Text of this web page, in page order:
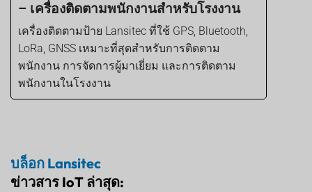
– เครื่องติดตามพนักงานสำหรับโรงงาน
เครื่องติดตามป้าย Lansitec ที่ใช้ GPS, Bluetooth,
LoRa, GNSS เหมาะที่สุดสำหรับการติดตาม
พนักงาน การจัดการผู้มาเยี่ยม และการติดตาม
พนักงานในโรงงาน
บล็อก Lansitec
ข่าวสาร IoT ล่าสุด: